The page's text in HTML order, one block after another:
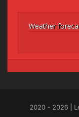
Weather
2020 - 2026 |